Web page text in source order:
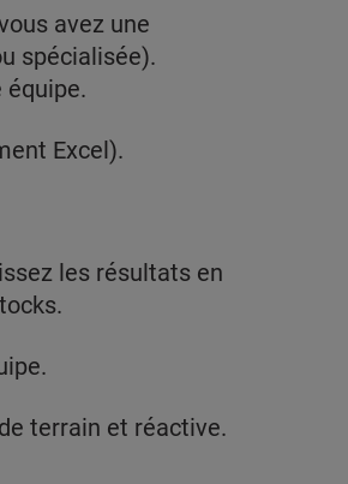
avez une
spécialisée).
Excel).
les résultats en
terrain et réactive.